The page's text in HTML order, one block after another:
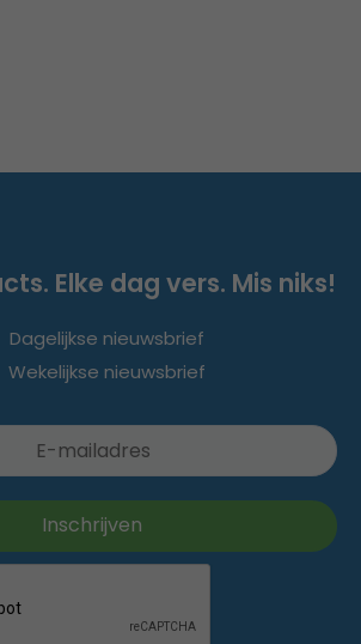
Elke dag vers. Mis niks!
Dagelijkse nieuwsbrief
Wekelijkse nieuwsbrief